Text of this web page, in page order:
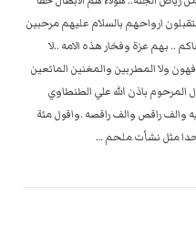
ارواحهم بالسلام عليهم مرحبين
.. بهم عزة وفخار هذه الامه ..لا
ولا المطربين والمغنين المائعين
المرحوم باذن الله علي الطنطاوي
والف راقص والف راقصه .واقول مئة
مثل نشأت ملحم …